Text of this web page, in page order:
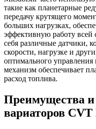
такие как планетарные
передачу крутящего
больших нагрузках,
эффективную работу всей
себя различные датчики,
скорости, нагрузке и
оптимального
механизм обеспечивает
расход топлива.
Преимущества и
вариаторов